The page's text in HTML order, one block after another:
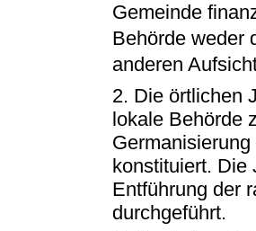
Gemeinde
Behörde weder
anderen
2. Die örtlichen
lokale Behörde
konstituiert. Die
Entführung der
durchgeführt.